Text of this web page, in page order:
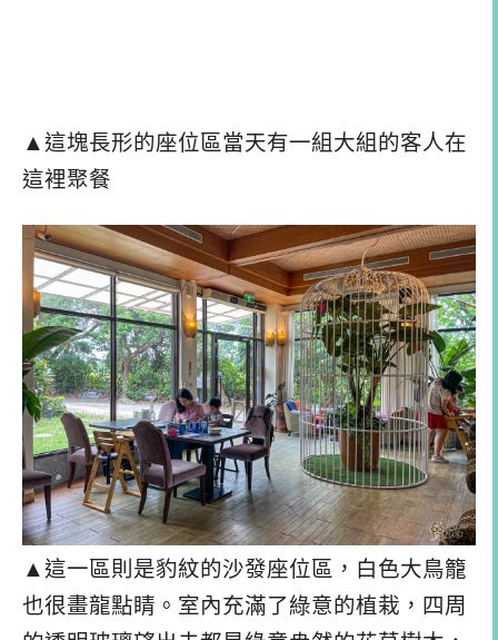
▲這塊長形的座位區當天有一組大組的客人在
這裡聚餐
▲這一區則是豹紋的沙發座位區，白色大鳥籠
也很畫龍點睛。室內充滿了綠意的植栽，四周